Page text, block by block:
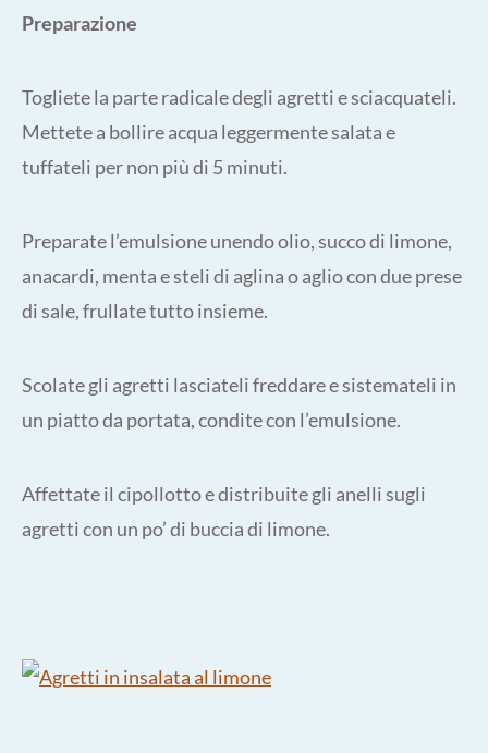
Preparazione
Togliete la parte radicale degli agretti e sciacquateli.
Mettete a bollire acqua leggermente salata e
tuffateli per non più di 5 minuti.
Preparate l’emulsione unendo olio, succo di limone,
anacardi, menta e steli di aglina o aglio con due prese
di sale, frullate tutto insieme.
Scolate gli agretti lasciateli freddare e sistemateli in
un piatto da portata, condite con l’emulsione.
Affettate il cipollotto e distribuite gli anelli sugli
agretti con un po’ di buccia di limone.